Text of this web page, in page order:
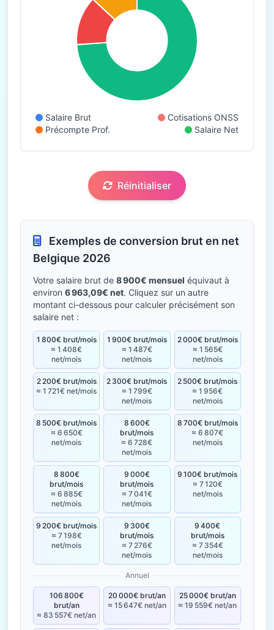
Salaire Brut
Cotisations ONSS
Précompte Prof.
Salaire Net
Réinitialiser
Exemples de conversion brut en net
Belgique 2026
Votre salaire brut de 8 900€ mensuel équivaut à
environ 6 963,09€ net. Cliquez sur un autre
montant ci-dessous pour calculer précisément son
salaire net :
1 800€ brut/mois
≈ 1 408€
net/mois
1 900€ brut/mois
≈ 1 487€
net/mois
2 000€ brut/mois
≈ 1 565€
net/mois
2 200€ brut/mois
≈ 1 721€ net/mois
2 300€ brut/mois
≈ 1 799€
net/mois
2 500€ brut/mois
≈ 1 956€
net/mois
8 500€ brut/mois
≈ 6 650€
net/mois
8 600€
brut/mois
≈ 6 728€
net/mois
8 700€ brut/mois
≈ 6 807€
net/mois
8 800€
brut/mois
≈ 6 885€
net/mois
9 000€
brut/mois
≈ 7 041€
net/mois
9 100€ brut/mois
≈ 7 120€
net/mois
9 200€ brut/mois
≈ 7 198€
net/mois
9 300€
brut/mois
≈ 7 276€
net/mois
9 400€
brut/mois
≈ 7 354€
net/mois
Annuel
106 800€
brut/an
≈ 83 557€ net/an
20 000€ brut/an
≈ 15 647€ net/an
25 000€ brut/an
≈ 19 559€ net/an